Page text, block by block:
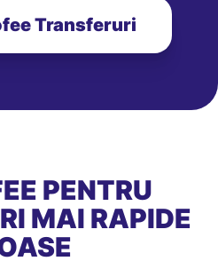
Transferuri
PENTRU
MAI RAPIDE